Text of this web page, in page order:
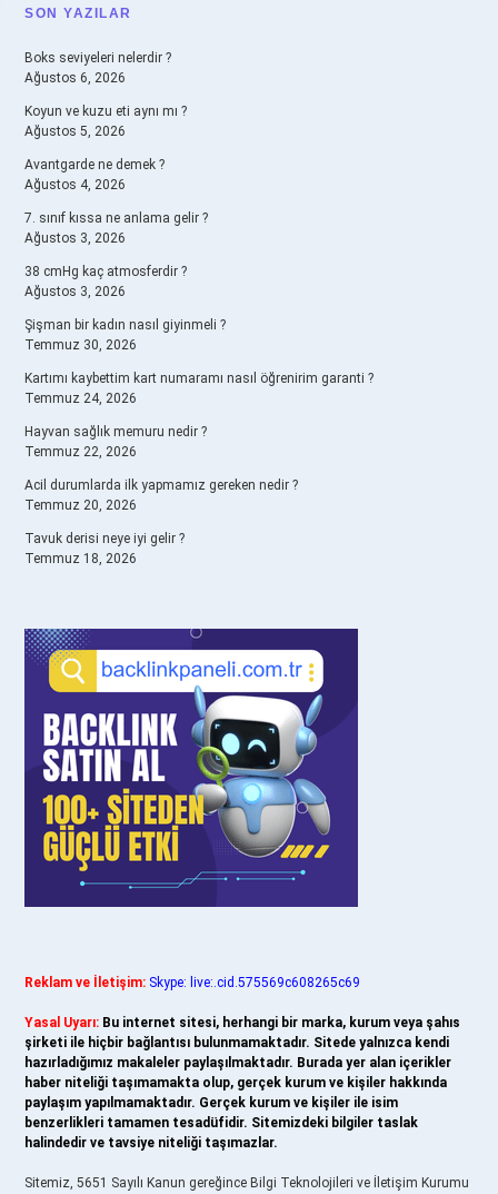
SIDEBAR
SON YAZILAR
Boks seviyeleri nelerdir ?
Ağustos 6, 2026
Koyun ve kuzu eti aynı mı ?
Ağustos 5, 2026
Avantgarde ne demek ?
Ağustos 4, 2026
7. sınıf kıssa ne anlama gelir ?
Ağustos 3, 2026
38 cmHg kaç atmosferdir ?
Ağustos 3, 2026
Şişman bir kadın nasıl giyinmeli ?
Temmuz 30, 2026
Kartımı kaybettim kart numaramı nasıl öğrenirim garanti ?
Temmuz 24, 2026
Hayvan sağlık memuru nedir ?
Temmuz 22, 2026
Acil durumlarda ilk yapmamız gereken nedir ?
Temmuz 20, 2026
Tavuk derisi neye iyi gelir ?
Temmuz 18, 2026
Reklam ve İletişim: Skype: live:.cid.575569c608265c69
Yasal Uyarı: Bu internet sitesi, herhangi bir marka, kurum veya şahıs
şirketi ile hiçbir bağlantısı bulunmamaktadır. Sitede yalnızca kendi
hazırladığımız makaleler paylaşılmaktadır. Burada yer alan içerikler
haber niteliği taşımamakta olup, gerçek kurum ve kişiler hakkında
paylaşım yapılmamaktadır. Gerçek kurum ve kişiler ile isim
benzerlikleri tamamen tesadüfidir. Sitemizdeki bilgiler taslak
halindedir ve tavsiye niteliği taşımazlar.
Sitemiz, 5651 Sayılı Kanun gereğince Bilgi Teknolojileri ve İletişim Kurumu